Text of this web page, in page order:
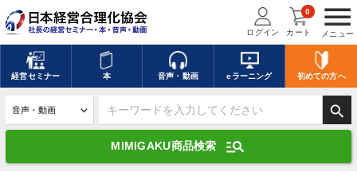
menu
メニュー
ログイン カート
0
経営セミナー 本 音声・動画 eラーニング 初めての方へ
search
MIMIGAKU商品検索 manage_search
キーワードを入力して探す
デジタル版対応のみ検索結果に表示する